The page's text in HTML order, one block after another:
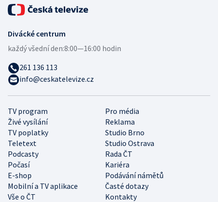
TV program
Pro média
Živé vysílání
Reklama
TV poplatky
Studio Brno
Teletext
Studio Ostrava
Podcasty
Rada ČT
Počasí
Kariéra
E-shop
Podávání námětů
Mobilní a TV aplikace
Časté dotazy
Vše o ČT
Kontakty
Divácké centrum
každý všední den:8:00—16:00 hodin
261 136 113
info@ceskatelevize.cz